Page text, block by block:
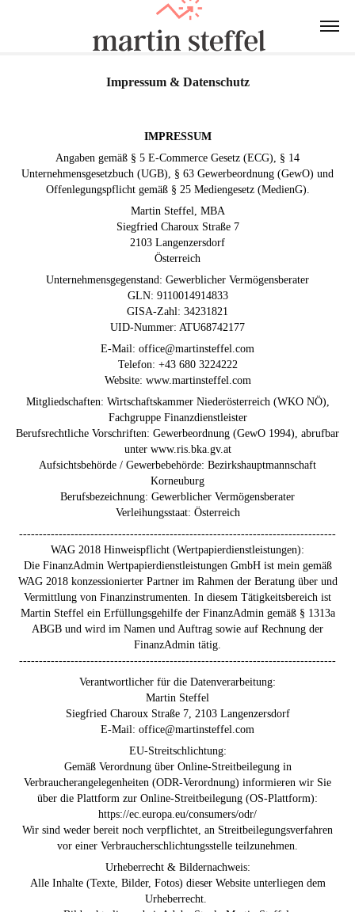
Impressum & Datenschutz
IMPRESSUM
Angaben gemäß § 5 E-Commerce Gesetz (ECG), § 14
Unternehmensgesetzbuch (UGB), § 63 Gewerbeordnung (GewO) und
Offenlegungspflicht gemäß § 25 Mediengesetz (MedienG).
Martin Steffel, MBA
Siegfried Charoux Straße 7
2103 Langenzersdorf
Österreich
Unternehmensgegenstand: Gewerblicher Vermögensberater
GLN: 9110014914833
GISA-Zahl: 34231821
UID-Nummer: ATU68742177
E-Mail: office@martinsteffel.com
Telefon: +43 680 3224222
Website: www.martinsteffel.com
Mitgliedschaften: Wirtschaftskammer Niederösterreich (WKO NÖ),
Fachgruppe Finanzdienstleister
Berufsrechtliche Vorschriften: Gewerbeordnung (GewO 1994), abrufbar
unter www.ris.bka.gv.at
Aufsichtsbehörde / Gewerbebehörde: Bezirkshauptmannschaft
Korneuburg
Berufsbezeichnung: Gewerblicher Vermögensberater
Verleihungsstaat: Österreich
--------------------------------------------------------------------------------
WAG 2018 Hinweispflicht (Wertpapierdienstleistungen):
Die FinanzAdmin Wertpapierdienstleistungen GmbH ist mein gemäß
WAG 2018 konzessionierter Partner im Rahmen der Beratung über und
Vermittlung von Finanzinstrumenten. In diesem Tätigkeitsbereich ist
Martin Steffel ein Erfüllungsgehilfe der FinanzAdmin gemäß § 1313a
ABGB und wird im Namen und Auftrag sowie auf Rechnung der
FinanzAdmin tätig.
--------------------------------------------------------------------------------
Verantwortlicher für die Datenverarbeitung:
Martin Steffel
Siegfried Charoux Straße 7, 2103 Langenzersdorf
E-Mail: office@martinsteffel.com
EU-Streitschlichtung:
Gemäß Verordnung über Online-Streitbeilegung in
Verbraucherangelegenheiten (ODR-Verordnung) informieren wir Sie
über die Plattform zur Online-Streitbeilegung (OS-Plattform):
https://ec.europa.eu/consumers/odr/
Wir sind weder bereit noch verpflichtet, an Streitbeilegungsverfahren
vor einer Verbraucherschlichtungsstelle teilzunehmen.
Urheberrecht & Bildernachweis:
Alle Inhalte (Texte, Bilder, Fotos) dieser Website unterliegen dem
Urheberrecht.